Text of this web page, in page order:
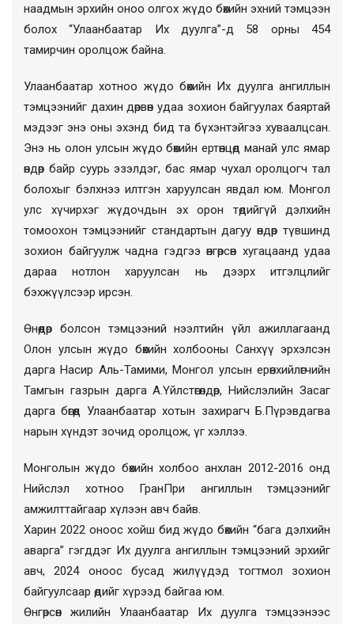
наадмын эрхийн оноо олгох жүдо бөхийн эхний тэмцээн
болох “Улаанбаатар Их дуулга”-д 58 орны 454
тамирчин оролцож байна.
Улаанбаатар хотноо жүдо бөхийн Их дуулга ангиллын
тэмцээнийг дахин дөрвөн удаа зохион байгуулах баяртай
мэдээг энэ оны эхэнд бид та бүхэнтэйгээ хуваалцсан.
Энэ нь олон улсын жүдо бөхийн ертөнцөд манай улс ямар
өндөр байр суурь эзэлдэг, бас ямар чухал оролцогч тал
болохыг бэлхнээ илтгэн харуулсан явдал юм. Монгол
улс хүчирхэг жүдочдын эх орон төдийгүй дэлхийн
томоохон тэмцээнийг стандартын дагуу өндөр түвшинд
зохион байгуулж чадна гэдгээ өнгөрсөн хугацаанд удаа
дараа нотлон харуулсан нь дээрх итгэлцлийг
бэхжүүлсээр ирсэн.
Өнөөдөр болсон тэмцээний нээлтийн үйл ажиллагаанд
Олон улсын жүдо бөхийн холбооны Санхүү эрхэлсэн
дарга Насир Аль-Тамими, Монгол улсын ерөнхийлөгчийн
Тамгын газрын дарга А.Үйлстөгөлдөр, Нийслэлийн Засаг
дарга бөгөөд Улаанбаатар хотын захирагч Б.Пүрэвдагва
нарын хүндэт зочид оролцож, үг хэллээ.
Монголын жүдо бөхийн холбоо анхлан 2012-2016 онд
Нийслэл хотноо ГранПри ангиллын тэмцээнийг
амжилттайгаар хүлээн авч байв.
Харин 2022 оноос хойш бид жүдо бөхийн “бага дэлхийн
аварга” гэгддэг Их дуулга ангиллын тэмцээний эрхийг
авч, 2024 оноос бусад жилүүдэд тогтмол зохион
байгуулсаар өдийг хүрээд байгаа юм.
Өнгөрсөн жилийн Улаанбаатар Их дуулга тэмцээнээс